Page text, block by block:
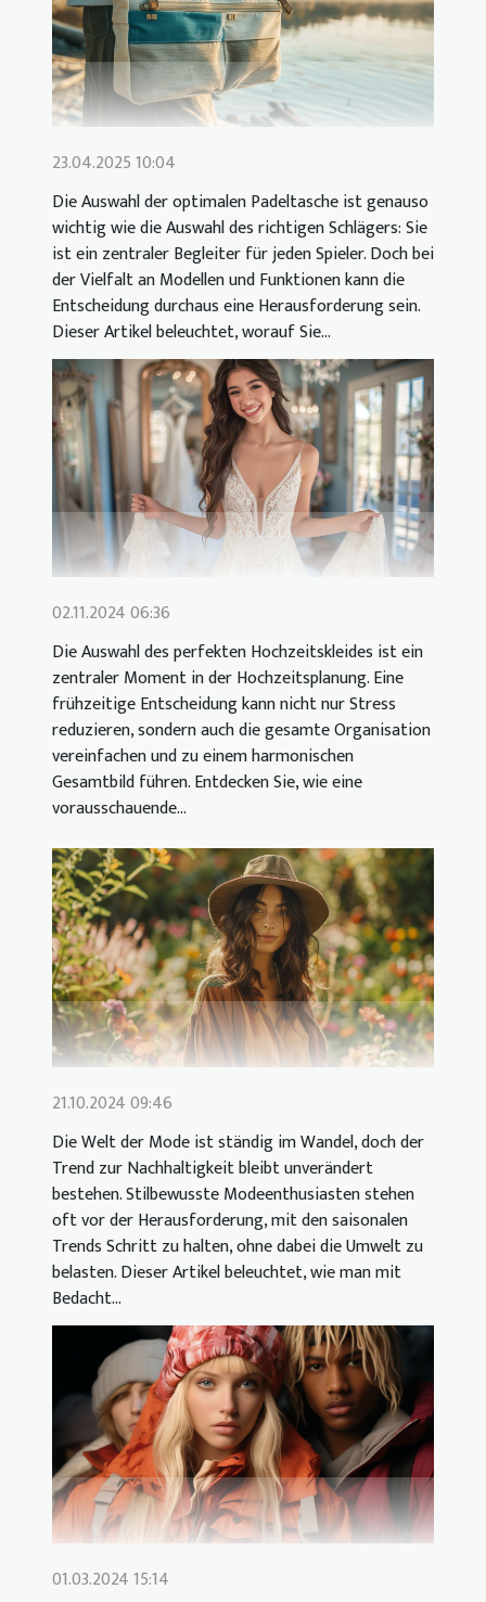
23.04.2025 10:04
Die Auswahl der optimalen Padeltasche ist genauso
wichtig wie die Auswahl des richtigen Schlägers: Sie
ist ein zentraler Begleiter für jeden Spieler. Doch bei
der Vielfalt an Modellen und Funktionen kann die
Entscheidung durchaus eine Herausforderung sein.
Dieser Artikel beleuchtet, worauf Sie...
02.11.2024 06:36
Die Auswahl des perfekten Hochzeitskleides ist ein
zentraler Moment in der Hochzeitsplanung. Eine
frühzeitige Entscheidung kann nicht nur Stress
reduzieren, sondern auch die gesamte Organisation
vereinfachen und zu einem harmonischen
Gesamtbild führen. Entdecken Sie, wie eine
vorausschauende...
21.10.2024 09:46
Die Welt der Mode ist ständig im Wandel, doch der
Trend zur Nachhaltigkeit bleibt unverändert
bestehen. Stilbewusste Modeenthusiasten stehen
oft vor der Herausforderung, mit den saisonalen
Trends Schritt zu halten, ohne dabei die Umwelt zu
belasten. Dieser Artikel beleuchtet, wie man mit
Bedacht...
01.03.2024 15:14